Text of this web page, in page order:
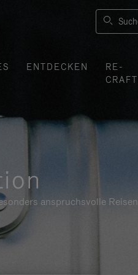
ENTDECKEN
RE-
anspruchsvolle